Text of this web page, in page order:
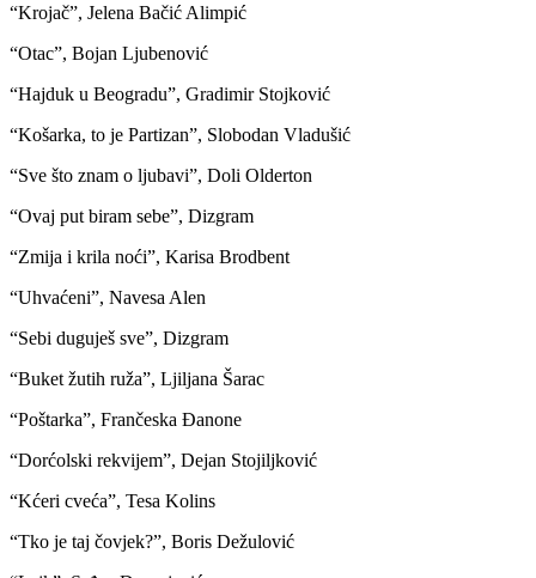
“Krojač”, Jelena Bačić Alimpić
“Otac”, Bojan Ljubenović
“Hajduk u Beogradu”, Gradimir Stojković
“Košarka, to je Partizan”, Slobodan Vladušić
“Sve što znam o ljubavi”, Doli Olderton
“Ovaj put biram sebe”, Dizgram
“Zmija i krila noći”, Karisa Brodbent
“Uhvaćeni”, Navesa Alen
“Sebi duguješ sve”, Dizgram
“Buket žutih ruža”, Ljiljana Šarac
“Poštarka”, Frančeska Đanone
“Dorćolski rekvijem”, Dejan Stojiljković
“Kćeri cveća”, Tesa Kolins
“Tko je taj čovjek?”, Boris Dežulović